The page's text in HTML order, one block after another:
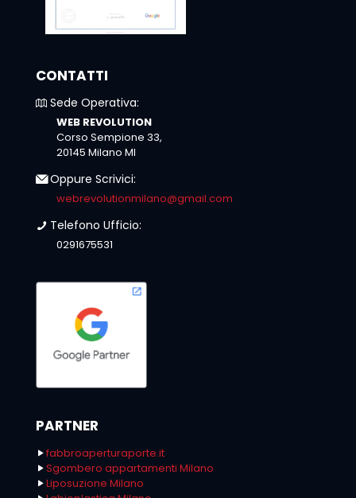
CONTATTI
Sede Operativa:
WEB REVOLUTION
Corso Sempione 33,
20145 Milano MI
Oppure Scrivici:
webrevolutionmilano@gmail.com
Telefono Ufficio:
0291675531
PARTNER
fabbroaperturaporte.it
Sgombero appartamenti Milano
Liposuzione Milano